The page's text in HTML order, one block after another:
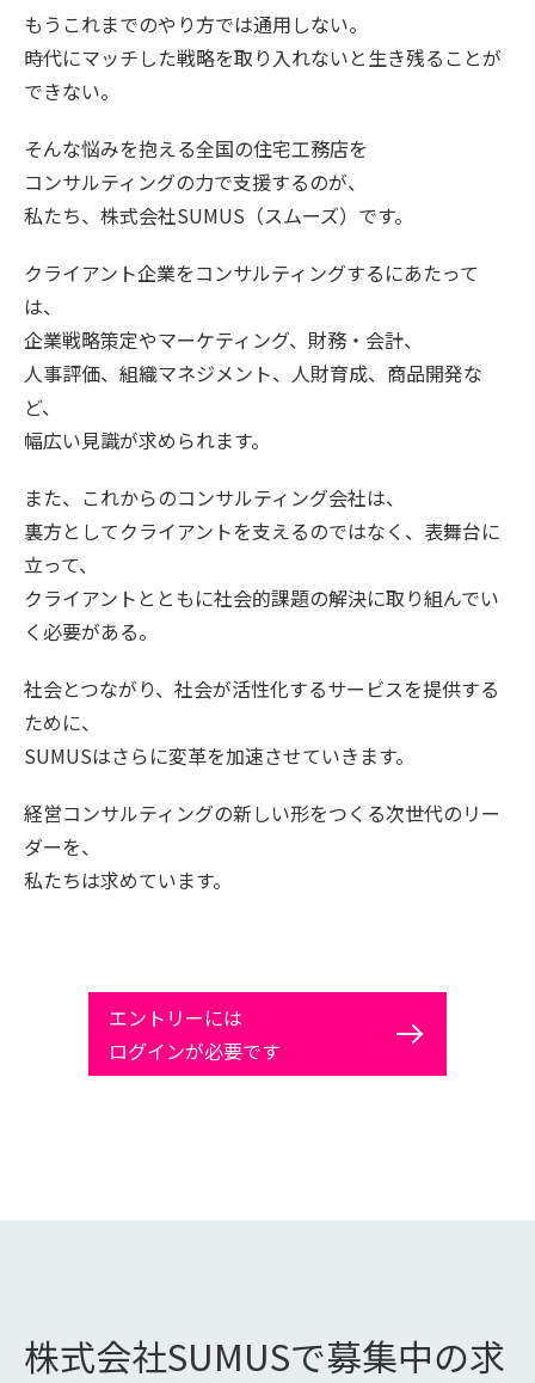
もうこれまでのやり方では通用しない。
時代にマッチした戦略を取り入れないと生き残ることが
できない。
そんな悩みを抱える全国の住宅工務店を
コンサルティングの力で支援するのが、
私たち、株式会社SUMUS（スムーズ）です。
クライアント企業をコンサルティングするにあたって
は、
企業戦略策定やマーケティング、財務・会計、
人事評価、組織マネジメント、人財育成、商品開発な
ど、
幅広い見識が求められます。
また、これからのコンサルティング会社は、
裏方としてクライアントを支えるのではなく、表舞台に
立って、
クライアントとともに社会的課題の解決に取り組んでい
く必要がある。
社会とつながり、社会が活性化するサービスを提供する
ために、
SUMUSはさらに変革を加速させていきます。
経営コンサルティングの新しい形をつくる次世代のリー
ダーを、
私たちは求めています。
エントリーには
ログインが必要です
株式会社SUMUSで募集中の求